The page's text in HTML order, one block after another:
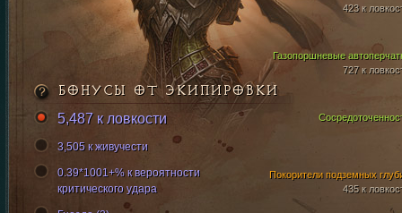
423 к
Газопоршневые
727 к
Покорители подземных
435 к
БОНУСЫ ОТ ЭКИПИРОВКИ
5,487 к ловкости
3,505 к живучести
0.39*1001+% к вероятности
критического удара